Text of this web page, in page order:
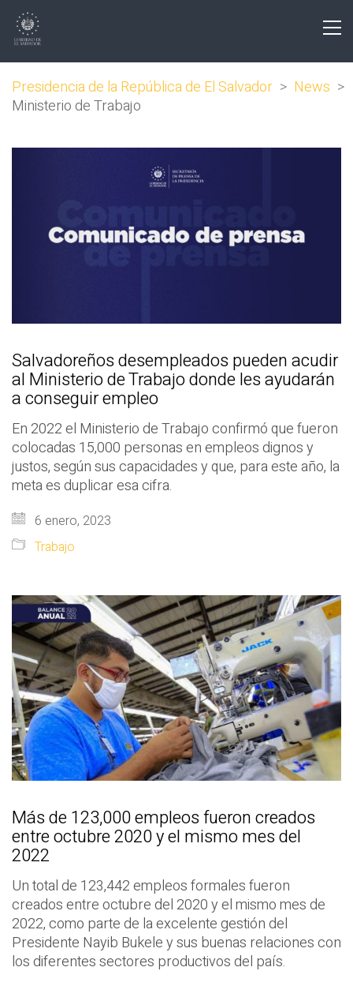
Presidencia de la República de El Salvador > News >
Ministerio de Trabajo
Salvadoreños desempleados pueden acudir
al Ministerio de Trabajo donde les ayudarán
a conseguir empleo
En 2022 el Ministerio de Trabajo confirmó que fueron
colocadas 15,000 personas en empleos dignos y
justos, según sus capacidades y que, para este año, la
meta es duplicar esa cifra.
6 enero, 2023
Trabajo
Más de 123,000 empleos fueron creados
entre octubre 2020 y el mismo mes del
2022
Un total de 123,442 empleos formales fueron
creados entre octubre del 2020 y el mismo mes de
2022, como parte de la excelente gestión del
Presidente Nayib Bukele y sus buenas relaciones con
los diferentes sectores productivos del país.